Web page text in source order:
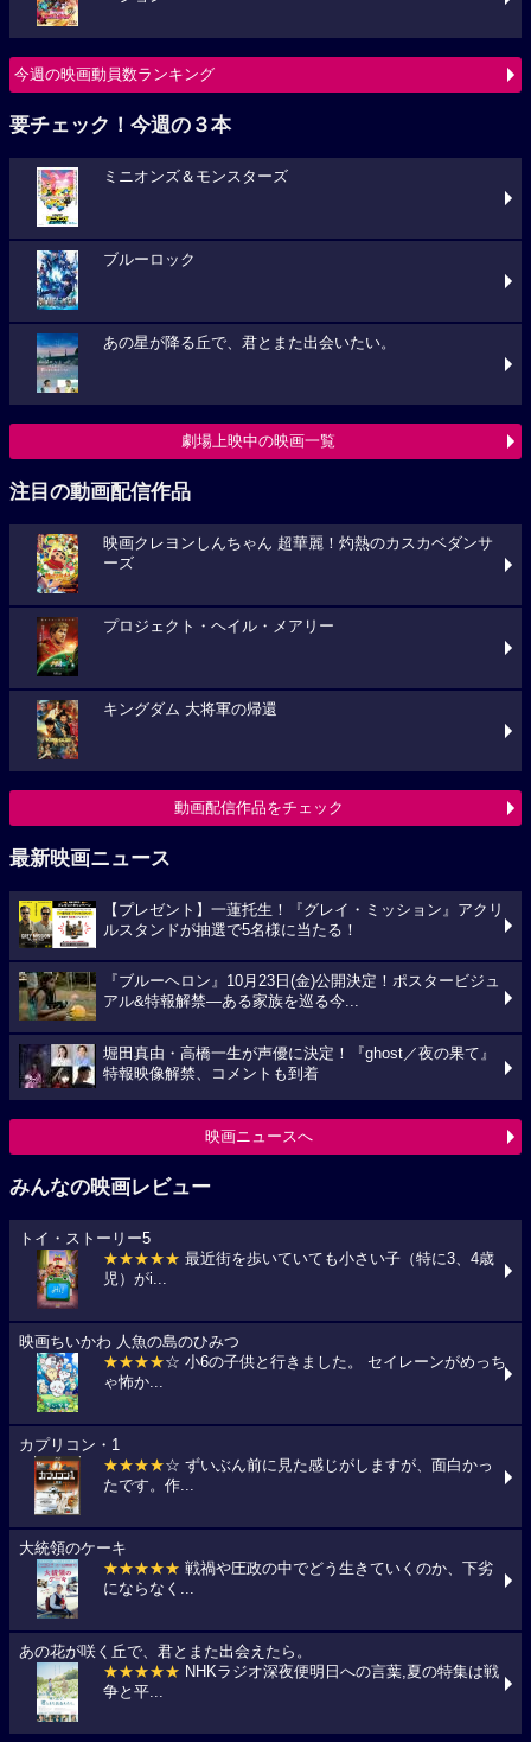
今週の映画動員数ランキング
要チェック！今週の３本
ミニオンズ＆モンスターズ
ブルーロック
あの星が降る丘で、君とまた出会いたい。
劇場上映中の映画一覧
注目の動画配信作品
映画クレヨンしんちゃん 超華麗！灼熱のカスカベダンサ
ーズ
プロジェクト・ヘイル・メアリー
キングダム 大将軍の帰還
動画配信作品をチェック
最新映画ニュース
【プレゼント】一蓮托生！『グレイ・ミッション』アクリ
ルスタンドが抽選で5名様に当たる！
『ブルーヘロン』10月23日(金)公開決定！ポスタービジュ
アル&特報解禁―ある家族を巡る今...
堀田真由・高橋一生が声優に決定！『ghost／夜の果て』
特報映像解禁、コメントも到着
映画ニュースへ
みんなの映画レビュー
トイ・ストーリー5
★★★★★ 最近街を歩いていても小さい子（特に3、4歳
児）がi...
映画ちいかわ 人魚の島のひみつ
★★★★☆ 小6の子供と行きました。 セイレーンがめっち
ゃ怖か...
カプリコン・1
★★★★☆ ずいぶん前に見た感じがしますが、面白かっ
たです。作...
大統領のケーキ
★★★★★ 戦禍や圧政の中でどう生きていくのか、下劣
にならなく...
あの花が咲く丘で、君とまた出会えたら。
★★★★★ NHKラジオ深夜便明日への言葉,夏の特集は戦
争と平...